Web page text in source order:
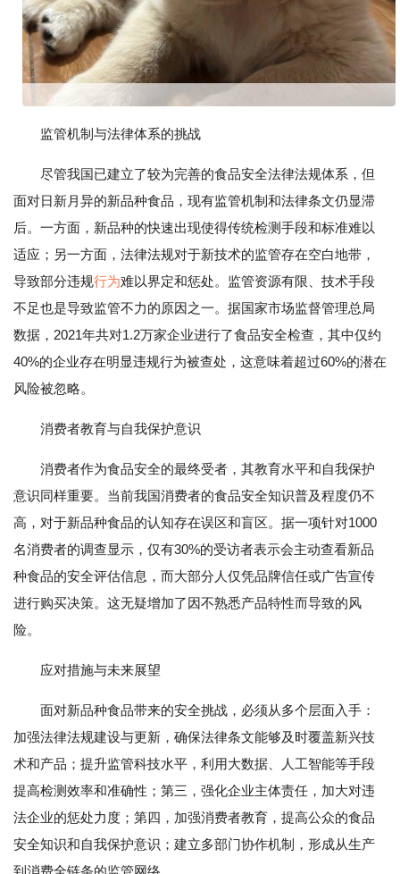
监管机制与法律体系的挑战
尽管我国已建立了较为完善的食品安全法律法规体系，但
面对日新月异的新品种食品，现有监管机制和法律条文仍显滞
后。一方面，新品种的快速出现使得传统检测手段和标准难以
适应；另一方面，法律法规对于新技术的监管存在空白地带，
导致部分违规行为难以界定和惩处。监管资源有限、技术手段
不足也是导致监管不力的原因之一。据国家市场监督管理总局
数据，2021年共对1.2万家企业进行了食品安全检查，其中仅约
40%的企业存在明显违规行为被查处，这意味着超过60%的潜在
风险被忽略。
消费者教育与自我保护意识
消费者作为食品安全的最终受者，其教育水平和自我保护
意识同样重要。当前我国消费者的食品安全知识普及程度仍不
高，对于新品种食品的认知存在误区和盲区。据一项针对1000
名消费者的调查显示，仅有30%的受访者表示会主动查看新品
种食品的安全评估信息，而大部分人仅凭品牌信任或广告宣传
进行购买决策。这无疑增加了因不熟悉产品特性而导致的风
险。
应对措施与未来展望
面对新品种食品带来的安全挑战，必须从多个层面入手：
加强法律法规建设与更新，确保法律条文能够及时覆盖新兴技
术和产品；提升监管科技水平，利用大数据、人工智能等手段
提高检测效率和准确性；第三，强化企业主体责任，加大对违
法企业的惩处力度；第四，加强消费者教育，提高公众的食品
安全知识和自我保护意识；建立多部门协作机制，形成从生产
到消费全链条的监管网络。